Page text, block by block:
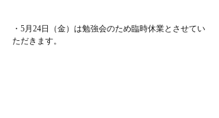
・5月24日（金）は勉強会のため臨時休業とさせてい
ただきます。